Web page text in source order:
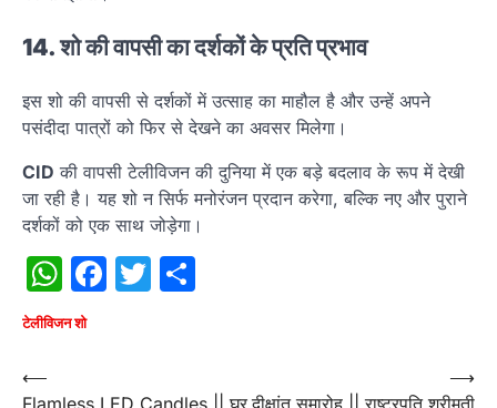
14. शो की वापसी का दर्शकों के प्रति प्रभाव
इस शो की वापसी से दर्शकों में उत्साह का माहौल है और उन्हें अपने
पसंदीदा पात्रों को फिर से देखने का अवसर मिलेगा।
CID की वापसी टेलीविजन की दुनिया में एक बड़े बदलाव के रूप में देखी
जा रही है। यह शो न सिर्फ मनोरंजन प्रदान करेगा, बल्कि नए और पुराने
दर्शकों को एक साथ जोड़ेगा।
WhatsApp
Facebook
Twitter
टेलीविजन शो
Post
⟵
Flamless LED Candles || घर दीक्षांत समारोह || राष्ट्रपति श्रीमती
⟶